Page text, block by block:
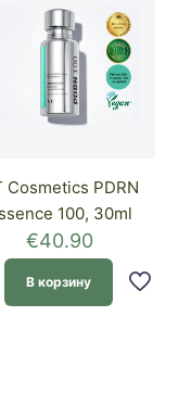
Cosmetics PDRN
100, 30ml
€40.90
В корзину